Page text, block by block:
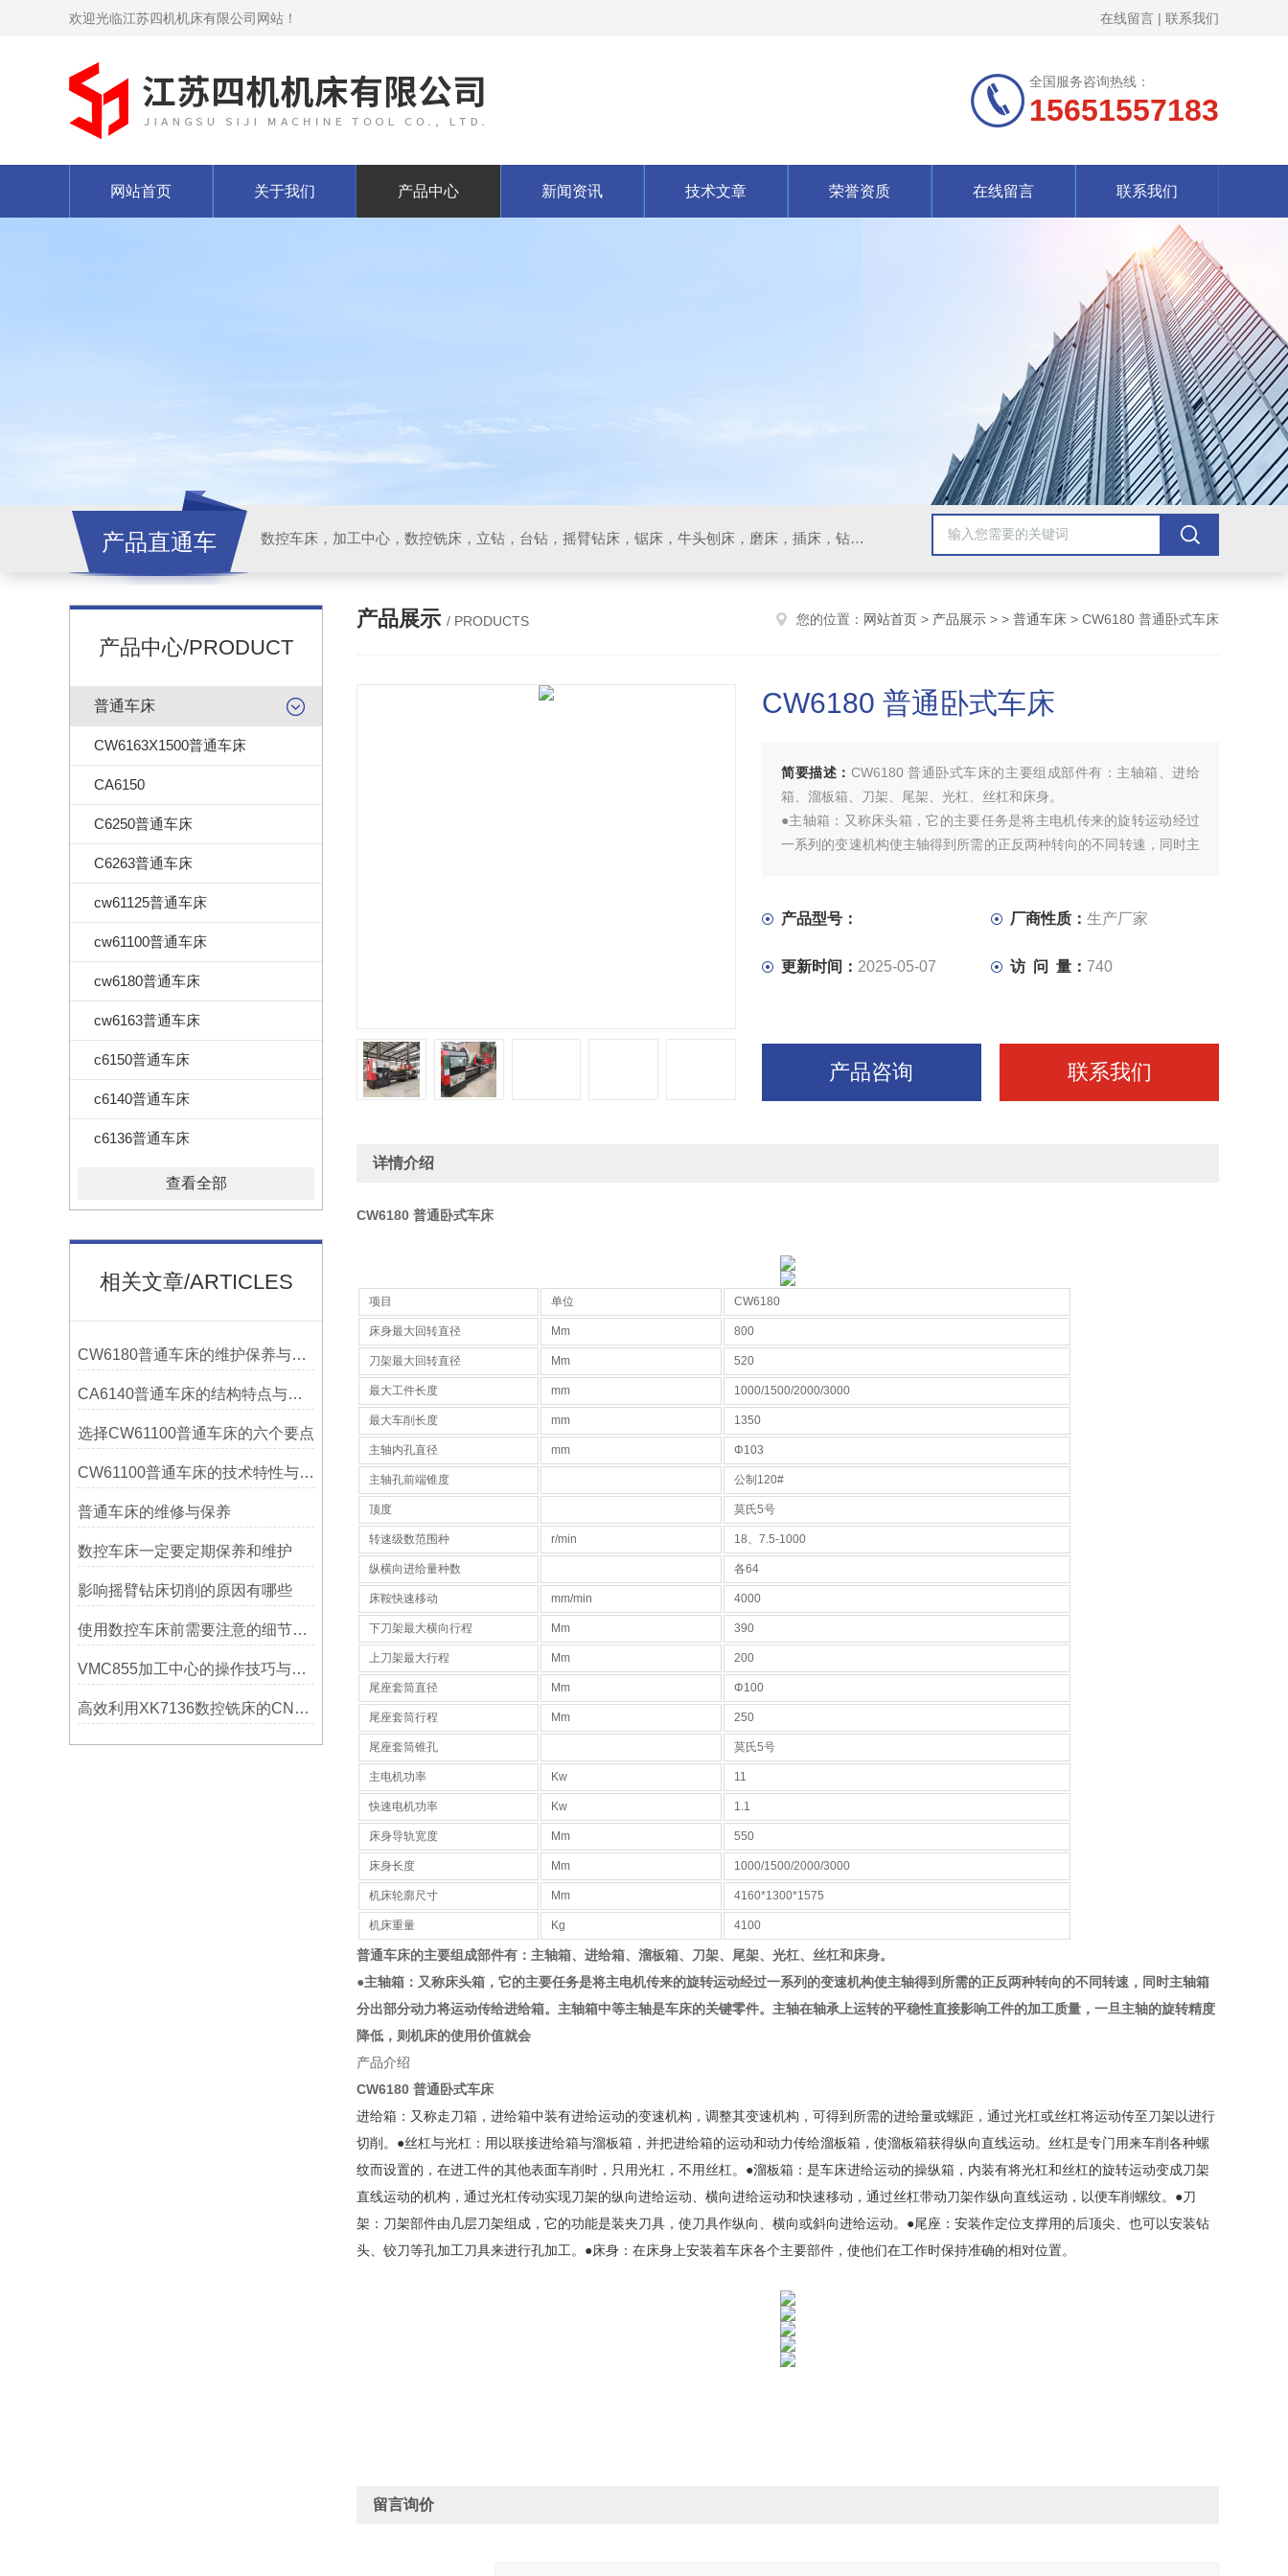
欢迎光临江苏四机机床有限公司网站！ 在线留言 | 联系我们
全国服务咨询热线：
15651557183
网站首页 关于我们 产品中心 新闻资讯 技术文章 荣誉资质 在线留言 联系我们
产品直通车 数控车床，加工中心，数控铣床，立钻，台钻，摇臂钻床，锯床，牛头刨床，磨床，插床，钻铣床，滚齿机
产品中心/PRODUCT
普通车床
CW6163X1500普通车床
CA6150
C6250普通车床
C6263普通车床
cw61125普通车床
cw61100普通车床
cw6180普通车床
cw6163普通车床
c6150普通车床
c6140普通车床
c6136普通车床
查看全部
相关文章/ARTICLES
CW6180普通车床的维护保养与延长使用寿命技巧说明
CA6140普通车床的结构特点与工作原理解析
选择CW61100普通车床的六个要点
CW61100普通车床的技术特性与操作优势
普通车床的维修与保养
数控车床一定要定期保养和维护
影响摇臂钻床切削的原因有哪些
使用数控车床前需要注意的细节有哪些呢？
VMC855加工中心的操作技巧与维护指南
高效利用XK7136数控铣床的CNC系统？
产品展示 / PRODUCTS 您的位置： 网站首页 > 产品展示 > > 普通车床 > CW6180 普通卧式车床
CW6180 普通卧式车床
简要描述： CW6180 普通卧式车床的主要组成部件有：主轴箱、进给
箱、溜板箱、刀架、尾架、光杠、丝杠和床身。
●主轴箱：又称床头箱，它的主要任务是将主电机传来的旋转运动经过
一系列的变速机构使主轴得到所需的正反两种转向的不同转速，同时主
旋转精度降低，则机床的使用价值就会
产品型号： 厂商性质： 生产厂家
更新时间： 2025-05-07 访 问 量： 740
产品咨询 联系我们
详情介绍
CW6180 普通卧式车床
项目 单位 CW6180
床身最大回转直径 Mm 800
刀架最大回转直径 Mm 520
最大工件长度 mm 1000/1500/2000/3000
最大车削长度 mm 1350
主轴内孔直径 mm Φ103
主轴孔前端锥度 公制120#
顶度 莫氏5号
转速级数范围种 r/min 18、7.5-1000
纵横向进给量种数 各64
床鞍快速移动 mm/min 4000
下刀架最大横向行程 Mm 390
上刀架最大行程 Mm 200
尾座套筒直径 Mm Φ100
尾座套筒行程 Mm 250
尾座套筒锥孔 莫氏5号
主电机功率 Kw 11
快速电机功率 Kw 1.1
床身导轨宽度 Mm 550
床身长度 Mm 1000/1500/2000/3000
机床轮廓尺寸 Mm 4160*1300*1575
机床重量 Kg 4100
普通车床的主要组成部件有：主轴箱、进给箱、溜板箱、刀架、尾架、光杠、丝杠和床身。
●主轴箱：又称床头箱，它的主要任务是将主电机传来的旋转运动经过一系列的变速机构使主轴得到所需的正反两种转向的不同转速，同时主轴箱
分出部分动力将运动传给进给箱。主轴箱中等主轴是车床的关键零件。主轴在轴承上运转的平稳性直接影响工件的加工质量，一旦主轴的旋转精度
降低，则机床的使用价值就会
产品介绍
CW6180 普通卧式车床
进给箱：又称走刀箱，进给箱中装有进给运动的变速机构，调整其变速机构，可得到所需的进给量或螺距，通过光杠或丝杠将运动传至刀架以进行
切削。 ●丝杠与光杠：用以联接进给箱与溜板箱，并把进给箱的运动和动力传给溜板箱，使溜板箱获得纵向直线运动。丝杠是专门用来车削各种螺
纹而设置的，在进工件的其他表面车削时，只用光杠，不用丝杠。 ●溜板箱：是车床进给运动的操纵箱，内装有将光杠和丝杠的旋转运动变成刀架
直线运动的机构，通过光杠传动实现刀架的纵向进给运动、横向进给运动和快速移动，通过丝杠带动刀架作纵向直线运动，以便车削螺纹。 ●刀
架：刀架部件由几层刀架组成，它的功能是装夹刀具，使刀具作纵向、横向或斜向进给运动。 ●尾座：安装作定位支撑用的后顶尖、也可以安装钻
头、铰刀等孔加工刀具来进行孔加工。 ●床身：在床身上安装着车床各个主要部件，使他们在工作时保持准确的相对位置。
留言询价